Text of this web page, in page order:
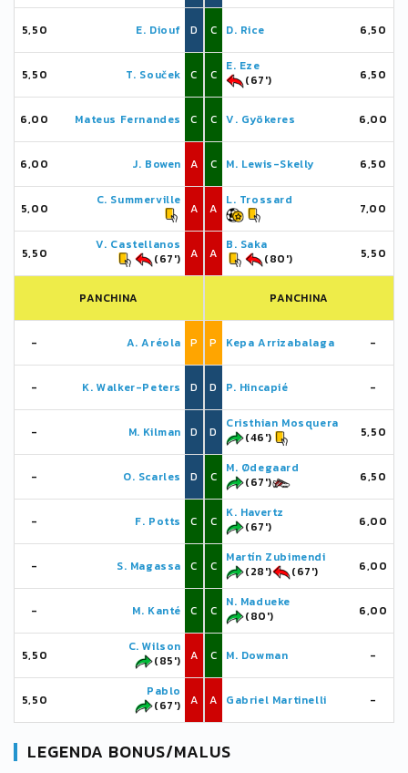
5,50 E. Diouf D
5,50 T. Souček C
6,00 Mateus Fernandes C
6,00 J. Bowen A
5,00
C. Summerville
A
5,50
V. Castellanos
(67')
A
PANCHINA
- A. Aréola P
- K. Walker-Peters D
- M. Kilman D
- O. Scarles D
- F. Potts C
- S. Magassa C
- M. Kanté C
5,50
C. Wilson
(85')
A
5,50
Pablo
(67')
A
C D. Rice 6,50
C
E. Eze
(67')
6,50
C V. Gyökeres 6,00
C M. Lewis-Skelly 6,50
A
L. Trossard
7,00
A
B. Saka
(80')
5,50
PANCHINA
P Kepa Arrizabalaga -
D P. Hincapié -
D
Cristhian Mosquera
(46')
5,50
C
M. Ødegaard
(67')
6,50
C
K. Havertz
(67')
6,00
C
Martín Zubimendi
(28')
(67') 6,00
C
N. Madueke
(80')
6,00
C M. Dowman -
A Gabriel Martinelli -
LEGENDA BONUS/MALUS